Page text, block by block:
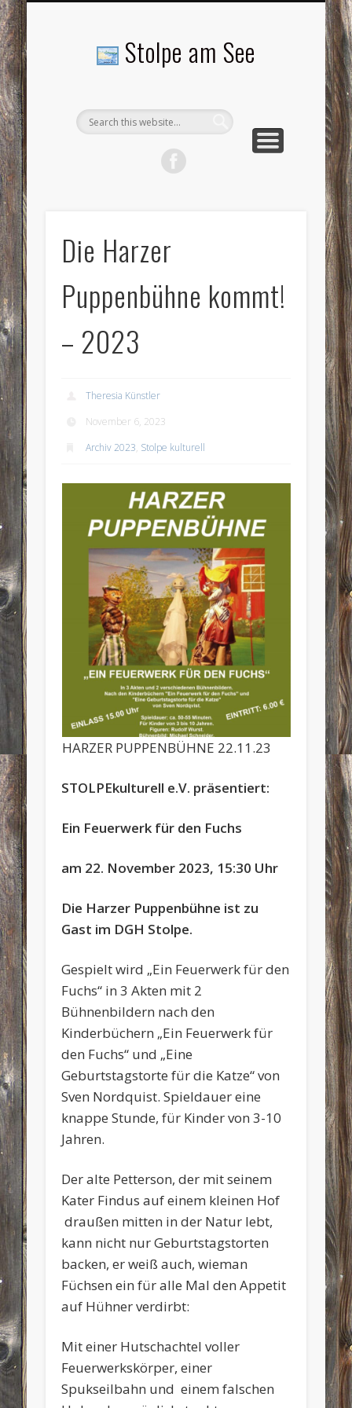
Stolpe am See
Die Harzer
Puppenbühne kommt!
– 2023
Theresia Künstler
November 6, 2023
Archiv 2023, Stolpe kulturell
HARZER PUPPENBÜHNE 22.11.23
STOLPEkulturell e.V. präsentiert:
Ein Feuerwerk für den Fuchs
am 22. November 2023, 15:30 Uhr
Die Harzer Puppenbühne ist zu
Gast im DGH Stolpe.
Gespielt wird „Ein Feuerwerk für den
Fuchs“ in 3 Akten mit 2
Bühnenbildern nach den
Kinderbüchern „Ein Feuerwerk für
den Fuchs“ und „Eine
Geburtstagstorte für die Katze“ von
Sven Nordquist. Spieldauer eine
knappe Stunde, für Kinder von 3-10
Jahren.
Der alte Petterson, der mit seinem
Kater Findus auf einem kleinen Hof
draußen mitten in der Natur lebt,
kann nicht nur Geburtstagstorten
backen, er weiß auch, wieman
Füchsen ein für alle Mal den Appetit
auf Hühner verdirbt:
Mit einer Hutschachtel voller
Feuerwerkskörper, einer
Spukseilbahn und einem falschen